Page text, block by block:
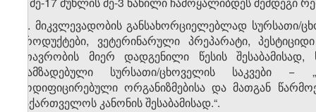
„3. მიკვლევადობის განსახორციელებლად სურსათი/
პროდუქტები, ვეტერინარული პრეპარატი,
მთავრობის მიერ დადგენილი წესის
დამზადებული სურსათი/ცხოველის საკვები −
მოდიფიცირებული ორგანიზმებისა და მათგან
საქართველოს კანონის შესაბამისად.“.